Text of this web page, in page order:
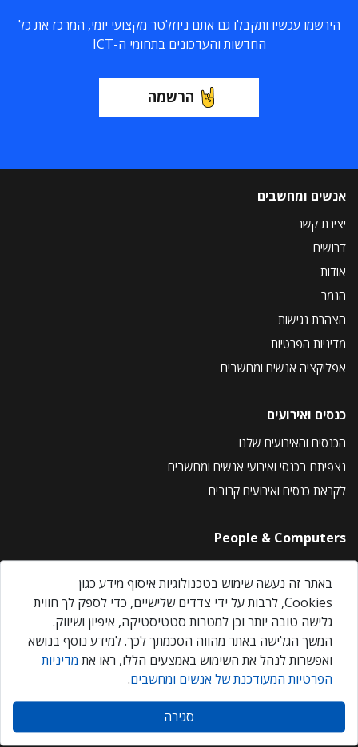
הירשמו עכשיו ותקבלו גם אתם ניוזלטר מקצועי יומי, המרכז את כל
החדשות והעדכונים בתחומי ה-ICT
הרשמה
אנשים ומחשבים
יצירת קשר
דרושים
אודות
הנמר
הצהרת נגישות
מדיניות הפרטיות
אפליקציה אנשים ומחשבים
כנסים ואירועים
הכנסים והאירועים שלנו
נצפיתם בכנסי ואירועי אנשים ומחשבים
לקראת כנסים ואירועים קרובים
People & Computers
About Us
Privacy Policy
Contact Us
Our Events
אנשים ומחשבים © 2026 – כל הזכויות שמורות
באתר זה נעשה שימוש בטכנולוגיות איסוף מידע כגון
Cookies, לרבות על ידי צדדים שלישיים, כדי לספק לך חווית
גלישה טובה יותר וכן למטרות סטטיסטיקה, איפיון ושיווק.
המשך הגלישה באתר מהווה הסכמתך לכך. למידע נוסף בנושא
ואפשרות לנהל את השימוש באמצעים הללו, ראו את מדיניות
הפרטיות המעודכנת של אנשים ומחשבים.
סגירה